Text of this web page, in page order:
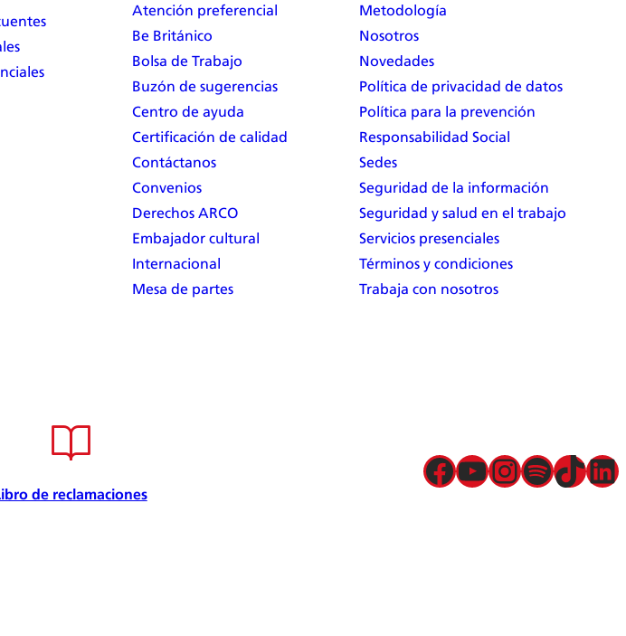
Atención preferencial
Be Británico
Bolsa de Trabajo
Buzón de sugerencias
Centro de ayuda
Certificación de calidad
Contáctanos
Convenios
Derechos ARCO
Embajador cultural
Internacional
Mesa de partes
Metodología
Nosotros
Novedades
Política de privacidad de datos
Política para la prevención
Responsabilidad Social
Sedes
Seguridad de la información
Seguridad y salud en el trabajo
Servicios presenciales
Términos y condiciones
Trabaja con nosotros
de reclamaciones
Facebook YouTube InstagramSpotify TikTok LinkedIn